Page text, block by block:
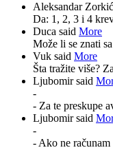
Aleksandar
Da: 1, 2, 3 i 4
Duca said More
Može li se znati
Vuk said More
Šta tražite više?
Ljubomir said
-
- Za te preskupe
Ljubomir said
-
- Ako ne